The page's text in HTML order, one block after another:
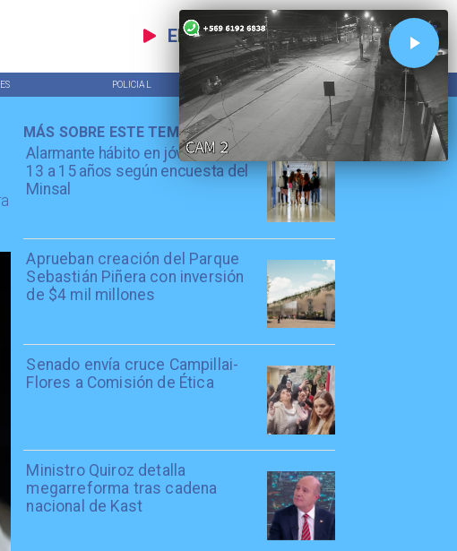
EN VIVO
POLICIAL TENDENCIAS
Alarmante hábito en jóvenes de
13 a 15 años según encuesta del
Minsal
Aprueban creación del Parque
Sebastián Piñera con inversión
de $4 mil millones
Senado envía cruce Campillai-
Flores a Comisión de Ética
Ministro Quiroz detalla
megarreforma tras cadena
nacional de Kast
MÁS SOBRE ESTE TEMA